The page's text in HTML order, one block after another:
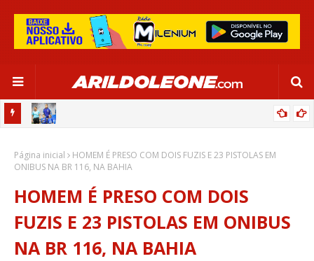
SALVADOR
Página inicial
HOMEM É PRESO COM DOIS FUZIS E 23 PISTOLAS EM
ONIBUS NA BR 116, NA BAHIA
HOMEM É PRESO COM DOIS
FUZIS E 23 PISTOLAS EM ONIBUS
NA BR 116, NA BAHIA